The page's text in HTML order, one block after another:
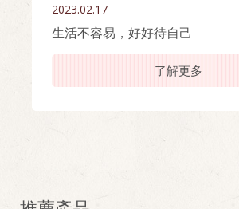
2023.02.17
生活不容易，好好待自己
了解更多